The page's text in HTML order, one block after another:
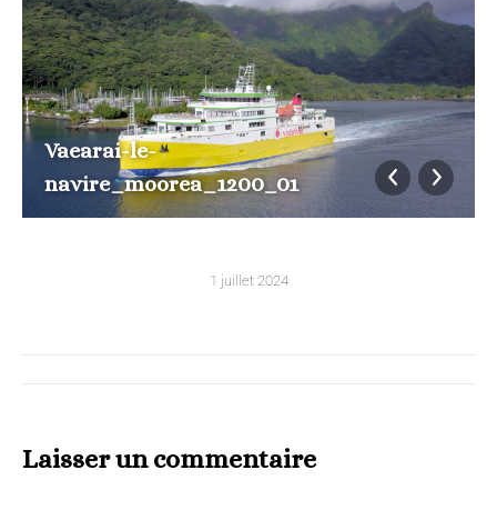
Vaearai-le-
navire_moorea_1200_01
1 juillet 2024
Laisser un commentaire